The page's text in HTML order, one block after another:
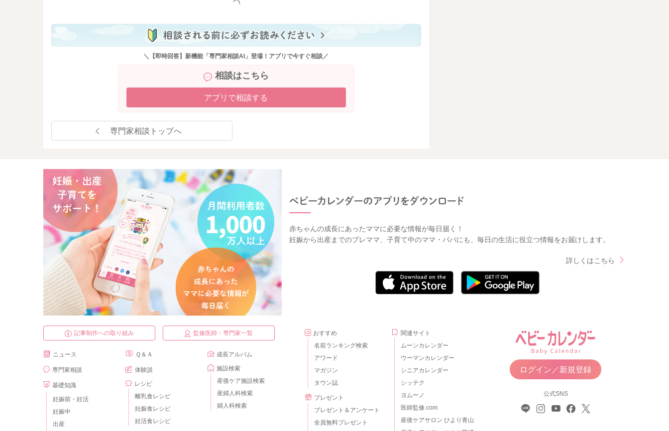
また、夜間は消化機能が低下しますので、就寝の３時間前に夕食を終えるなどの工夫も良いです。
上記しましたが、夜間の消化機能の低下を考えると、夕食は控えめにすると良いです。単純に量を減らす
という事ではなく、夕食を分割するという考えで、１５時頃に食事の一部となる補食を召し上がり、夕食
す。 低カロリーで尚且つ満足感を得られる野菜類・きのこ類・海藻類を増やして、カロリーオーバーに
ならない工夫も大切です。
今一度ご自身の食生活を振り返って頂き、出来そうなところから始めてみて下さいね。
2020/10/20 10:33
もっと見る
＼【即時回答】新機能「専門家相談AI」登場！アプリで今すぐ相談／
相談はこちら
アプリで相談する
専門家相談トップへ
赤ちゃんの成長にあったママに必要な情報が毎日届く！
妊娠から出産までのプレママ、子育て中のママ・パパにも、毎日の生活に役立つ情報をお届けします。
詳しくはこちら
記事制作への取り組み 監修医師・専門家一覧
ニュース
専門家相談
基礎知識
妊娠前・妊活
妊娠中
出産
Ｑ＆Ａ
体験談
レシピ
離乳食レシピ
妊娠食レシピ
妊活食レシピ
成長アルバム
施設検索
産後ケア施設検索
産婦人科検索
婦人科検索
おすすめ
名前ランキング検索
アワード
マガジン
タウン誌
プレゼント
プレゼント＆アンケート
全員無料プレゼント
関連サイト
ムーンカレンダー
ウーマンカレンダー
シニアカレンダー
シッテク
ヨムーノ
医師監修.com
産後ケアサロン ひより青山
ログイン／新規登録
公式SNS